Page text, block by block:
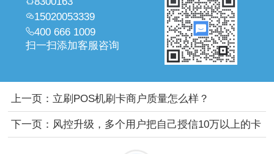
15020053339
400 666 1009
扫一扫添加客服咨询
上一页： 立刷POS机刷卡商户质量怎么样？
下一页： 风控升级，多个用户把自己授信10万以上的卡